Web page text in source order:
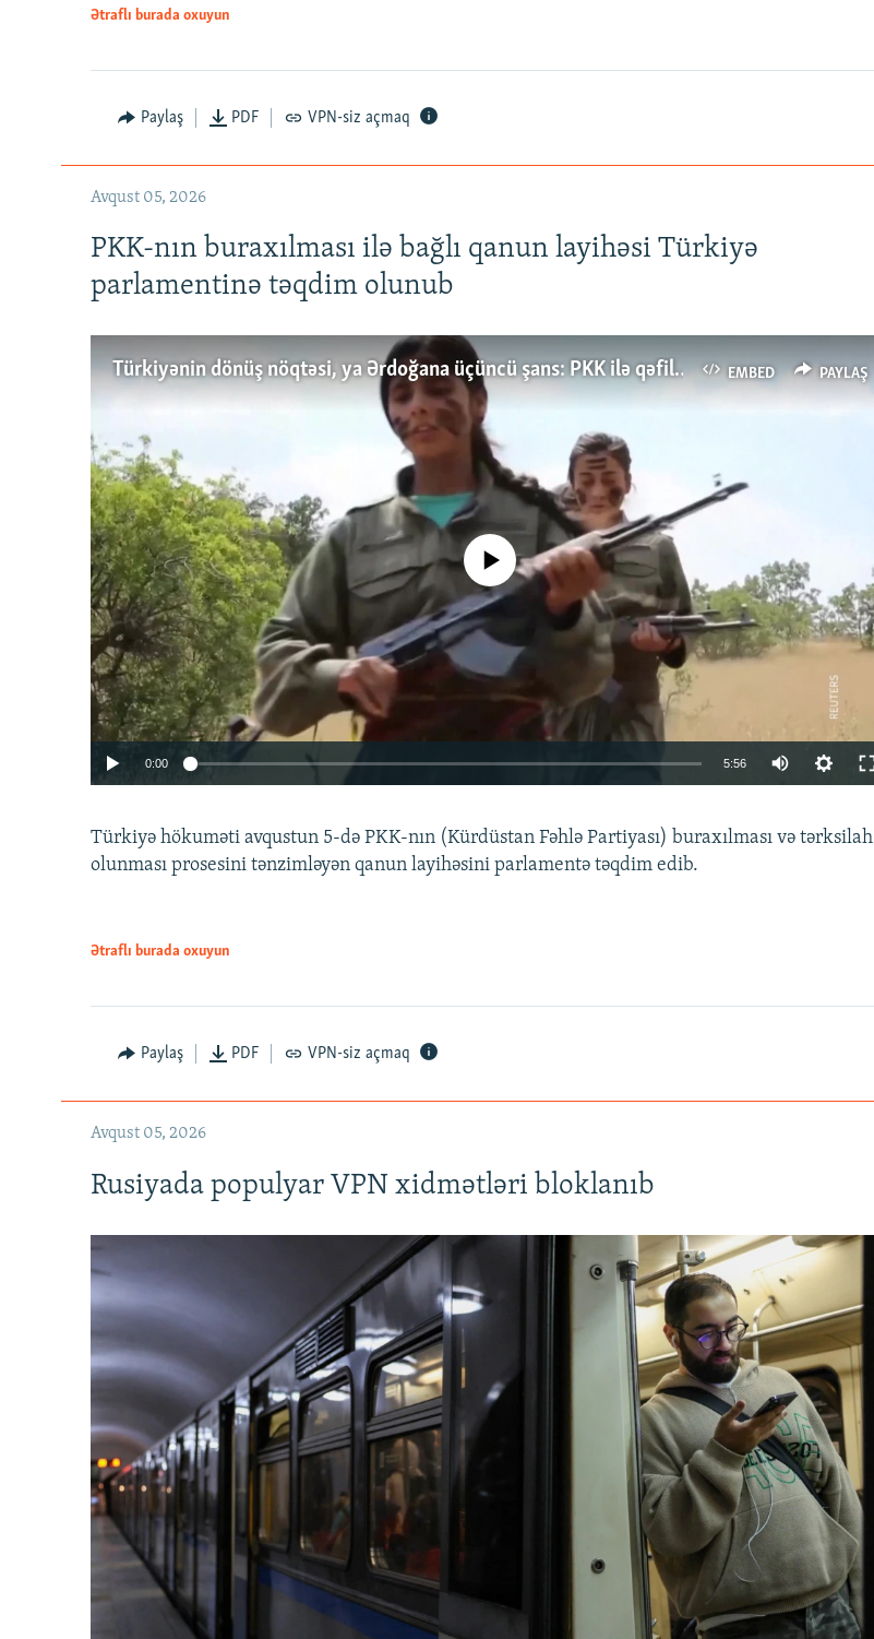
Ətraflı burada oxuyun
Paylaş PDF VPN-siz açmaq
Avqust 05, 2026
PKK-nın buraxılması ilə bağlı qanun layihəsi Türkiyə
parlamentinə təqdim olunub
EMBED PAYLAŞ
Türkiyənin dönüş nöqtəsi, ya Ərdoğana üçüncü şans: PKK ilə qəfil barışıq nə deməkdir?
EMBED PAYLAŞ
No media source currently available
0:00 5:56
360p
Türkiyə hökuməti avqustun 5-də PKK-nın (Kürdüstan Fəhlə Partiyası) buraxılması və tərksilah
olunması prosesini tənzimləyən qanun layihəsini parlamentə təqdim edib.
Ətraflı burada oxuyun
Paylaş PDF VPN-siz açmaq
Avqust 05, 2026
Rusiyada populyar VPN xidmətləri bloklanıb